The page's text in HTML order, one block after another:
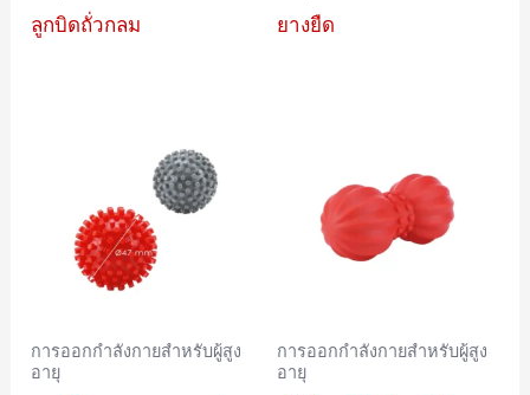
ลูกบิดถั่วกลม ยางยืด
การออกกำลังกายสำหรับผู้สูง
อายุ
การออกกำลังกายสำหรับผู้สูง
อายุ